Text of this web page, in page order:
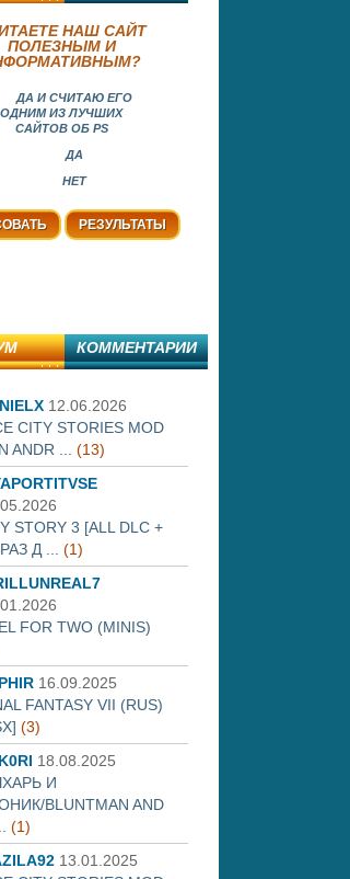
НАШ САЙТ
ПОЛЕЗНЫМ И
ДА И СЧИТАЮ ЕГО
ОДНИМ ИЗ ЛУЧШИХ
САЙТОВ ОБ PS
ДА
НЕТ
КОММЕНТАРИИ
12.06.2026
CITY STORIES MOD
ANDR ... (13)
STORY 3 [ALL DLC +
Д ... (1)
FOR TWO (MINIS)
16.09.2025
FANTASY VII (RUS)
(3)
18.08.2025
И
BLUNTMAN AND
(1)
13.01.2025